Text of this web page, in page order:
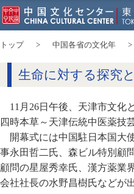
トップ 中国各省の文化年
生命に対する探究
11月26日午後、天津市文
四時本草～天津伝統中医薬技
開幕式には中国駐日本国大
事永田哲二氏、森ビル特別顧
顧問の星屋秀幸氏、漢方薬業
会社社長の水野昌樹氏などが